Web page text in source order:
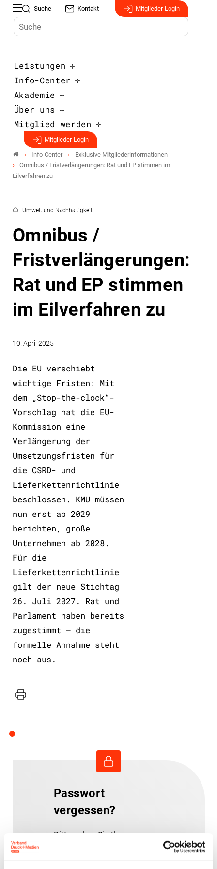
Suche Kontakt Mitglieder-Login
Leistungen
Info-Center
Akademie
Über uns
Mitglied werden
Mitglieder-Login
Info-Center
Exklusive Mitgliederinformationen
Omnibus / Fristverlängerungen: Rat und EP stimmen im
Eilverfahren zu
Umwelt und Nachhaltigkeit
Omnibus /
Fristverlängerungen:
Rat und EP stimmen
im Eilverfahren zu
10. April 2025
Die EU verschiebt
wichtige Fristen: Mit
dem „Stop-the-clock“-
Vorschlag hat die EU-
Kommission eine
Verlängerung der
Umsetzungsfristen für
die CSRD- und
Lieferkettenrichtlinie
beschlossen. KMU müssen
nun erst ab 2029
berichten, große
Unternehmen ab 2028.
Für die
Lieferkettenrichtlinie
gilt der neue Stichtag
26. Juli 2027. Rat und
Parlament haben bereits
zugestimmt – die
formelle Annahme steht
noch aus.
Drucker
Passwort
vergessen?
Bitte geben Sie Ihren
Mail-Adresse ein.